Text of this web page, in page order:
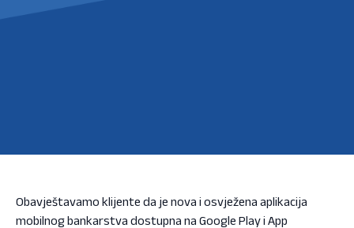
Obavještavamo klijente da je nova i osvježena aplikacija
mobilnog bankarstva dostupna na Google Play i App